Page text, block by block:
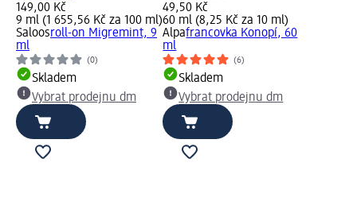
149,00 Kč
9 ml (1 655,56 Kč za 100 ml)
Saloosroll-on Migremint, 9
ml
(0)
Skladem
Vybrat prodejnu dm
49,50 Kč
60 ml (8,25 Kč za 10 ml)
Alpafrancovka Konopí, 60
ml
(6)
Skladem
Vybrat prodejnu dm